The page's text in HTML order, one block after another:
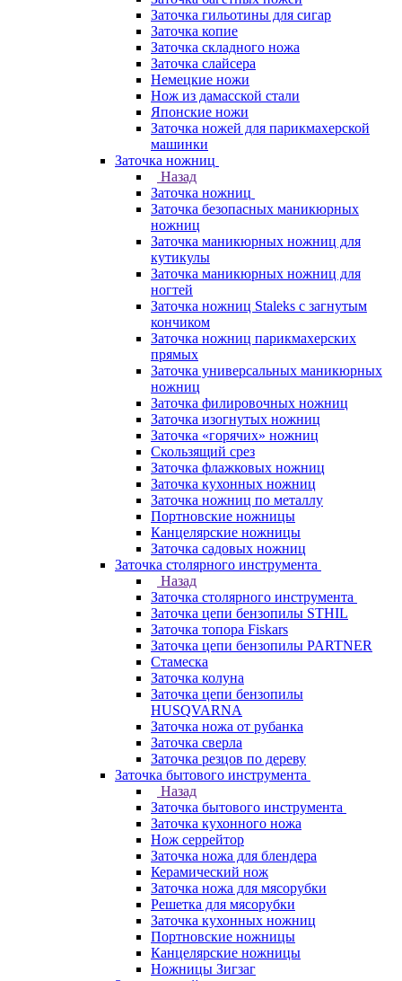
Заточка гильотины для сигар
Заточка копие
Заточка складного ножа
Заточка слайсера
Немецкие ножи
Нож из дамасской стали
Японские ножи
Заточка ножей для парикмахерской
машинки
Заточка ножниц
Назад
Заточка ножниц
Заточка безопасных маникюрных
ножниц
Заточка маникюрных ножниц для
кутикулы
Заточка маникюрных ножниц для
ногтей
Заточка ножниц Staleks с загнутым
кончиком
Заточка ножниц парикмахерских
прямых
Заточка универсальных маникюрных
ножниц
Заточка филировочных ножниц
Заточка изогнутых ножниц
Заточка «горячих» ножниц
Скользящий срез
Заточка флажковых ножниц
Заточка кухонных ножниц
Заточка ножниц по металлу
Портновские ножницы
Канцелярские ножницы
Заточка садовых ножниц
Заточка столярного инструмента
Назад
Заточка столярного инструмента
Заточка цепи бензопилы STHIL
Заточка топора Fiskars
Заточка цепи бензопилы PARTNER
Стамеска
Заточка колуна
Заточка цепи бензопилы
HUSQVARNA
Заточка ножа от рубанка
Заточка сверла
Заточка резцов по дереву
Заточка бытового инструмента
Назад
Заточка бытового инструмента
Заточка кухонного ножа
Нож серрейтор
Заточка ножа для блендера
Керамический нож
Заточка ножа для мясорубки
Решетка для мясорубки
Заточка кухонных ножниц
Портновские ножницы
Канцелярские ножницы
Ножницы Зигзаг